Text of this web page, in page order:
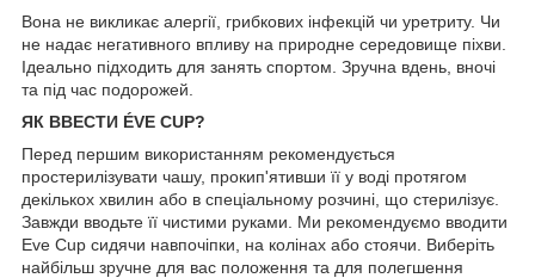
Вона не викликає алергії, грибкових інфекцій чи уретриту. Чи
не надає негативного впливу на природне середовище піхви.
Ідеально підходить для занять спортом. Зручна вдень, вночі
та під час подорожей.
ЯК ВВЕСТИ ÉVE CUP?
Перед першим використанням рекомендується
простерилізувати чашу, прокип'ятивши її у воді протягом
декількох хвилин або в спеціальному розчині, що стерилізує.
Завжди вводьте її чистими руками. Ми рекомендуємо вводити
Eve Cup сидячи навпочіпки, на колінах або стоячи. Виберіть
найбільш зручне для вас положення та для полегшення